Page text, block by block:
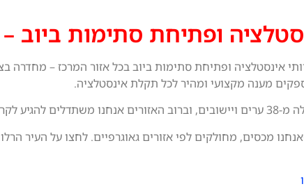
ופתיחת סתימות ביוב
40 דקות מרגע הפנייה.
מכסים, מחולקים לפי אזורים גאוגרפיים. לחצו על העיר